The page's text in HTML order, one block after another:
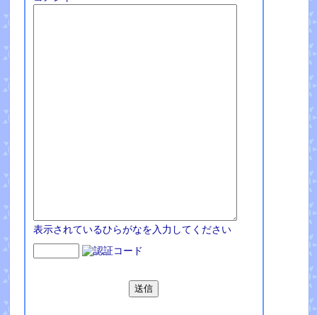
表示されているひらがなを入力してください